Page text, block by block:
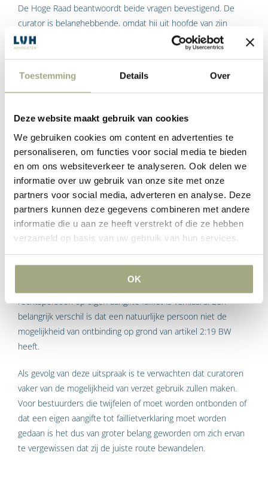
Toestemming Details Over
Deze website maakt gebruik van cookies
We gebruiken cookies om content en advertenties te
personaliseren, om functies voor social media te bieden
en om ons websiteverkeer te analyseren. Ook delen we
informatie over uw gebruik van onze site met onze
partners voor social media, adverteren en analyse. Deze
partners kunnen deze gegevens combineren met andere
informatie die u aan ze heeft verstrekt of die ze hebben
verzameld op basis van uw gebruik van hun services.
OK
De Hoge Raad beantwoordt beide vragen bevestigend. De
curator is belanghebbende, omdat hij uit hoofde van zijn
benoeming allerlei wettelijke verplichtingen heeft om
werkzaamheden uit te voeren. In dat kader moet hij ook
komt hij in een rechtsbetrekking tot de schuldenaar te staan,
Volgens de Hoge Raad komt het verzet slechts voor toewijzing
in aanmerking indien er sprake is van een boedel die
(nagenoeg) geen activa omvat en er ook geen vorderingen op
grond van pauliana en onbehoorlijk bestuur zijn. Een curator
die overweegt om verzet in te stellen zal deze punten dus
spoedig moeten inventariseren.
Van belang is dat uit deze uitspraak niet kan worden afgeleid
dat bij het faillissement van een natuurlijke persoon de
curator ook de mogelijkheid van verzet heeft. De Hoge Raad
rechtspersoon op eigen aangifte failliet is verklaard. Een
belangrijk verschil is dat een natuurlijke persoon niet de
mogelijkheid van ontbinding op grond van artikel 2:19 BW
heeft.
Als gevolg van deze uitspraak is te verwachten dat curatoren
vaker van de mogelijkheid van verzet gebruik zullen maken.
Voor bestuurders die twijfelen of moet worden ontbonden of
dat een eigen aangifte tot faillietverklaring moet worden
gedaan is het dus van groter belang geworden om zich ervan
te vergewissen dat zij de juiste route bewandelen.